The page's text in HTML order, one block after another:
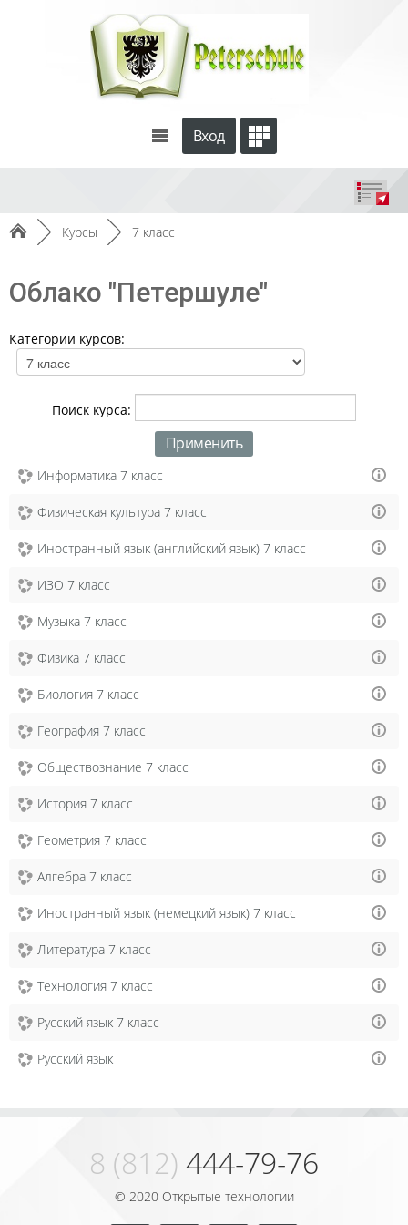
Вход
► Курсы ► 7 класс
Облако "Петершуле"
Категории курсов:
Поиск курса:
Информатика 7 класс
Физическая культура 7 класс
Иностранный язык (английский язык) 7 класс
ИЗО 7 класс
Музыка 7 класс
Физика 7 класс
Биология 7 класс
География 7 класс
Обществознание 7 класс
История 7 класс
Геометрия 7 класс
Алгебра 7 класс
Иностранный язык (немецкий язык) 7 класс
Литература 7 класс
Технология 7 класс
Русский язык 7 класс
Русский язык
8 (812) 444-79-76
© 2020 Открытые технологии